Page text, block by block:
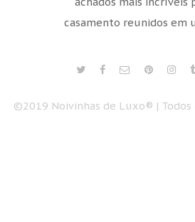
casamento reunidos em
©2019 Noivinhas de Luxo® |